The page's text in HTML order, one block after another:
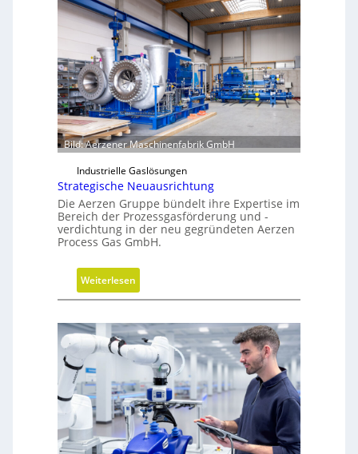
Bild: Aerzener Maschinenfabrik GmbH
Industrielle Gaslösungen
Strategische Neuausrichtung
Die Aerzen Gruppe bündelt ihre Expertise im
Bereich der Prozessgasförderung und -
verdichtung in der neu gegründeten Aerzen
Process Gas GmbH.
Weiterlesen:
S
r
a
t
e
g
i
s
c